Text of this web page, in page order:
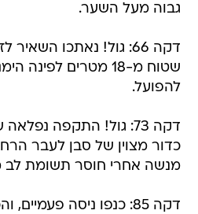
גבוה מעל השער.
דקה 66: גול! נאתכו
להפועל.
דקה 73: גול! התקפה
כדור מצוין של סבן לעבר
מנשה אחרי חוסר תשומת לב
דקה 85: כנפו ניסה